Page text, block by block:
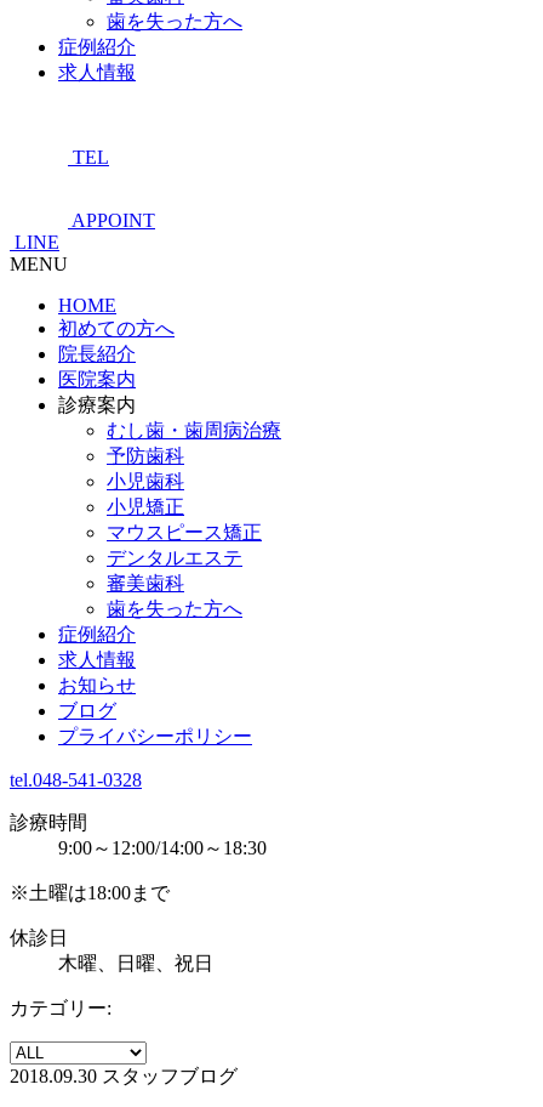
歯を失った方へ
症例紹介
求人情報
TEL
APPOINT
LINE
MENU
HOME
初めての方へ
院長紹介
医院案内
診療案内
むし歯・歯周病治療
予防歯科
小児歯科
小児矯正
マウスピース矯正
デンタルエステ
審美歯科
歯を失った方へ
症例紹介
求人情報
お知らせ
ブログ
プライバシーポリシー
tel.048-541-0328
診療時間
9:00～12:00/14:00～18:30
※土曜は18:00まで
休診日
木曜、日曜、祝日
カテゴリー:
2018.09.30 スタッフブログ